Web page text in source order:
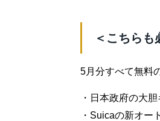
＜こちら
5月分すべて無料
・日本政府の大
・Suicaの新オー